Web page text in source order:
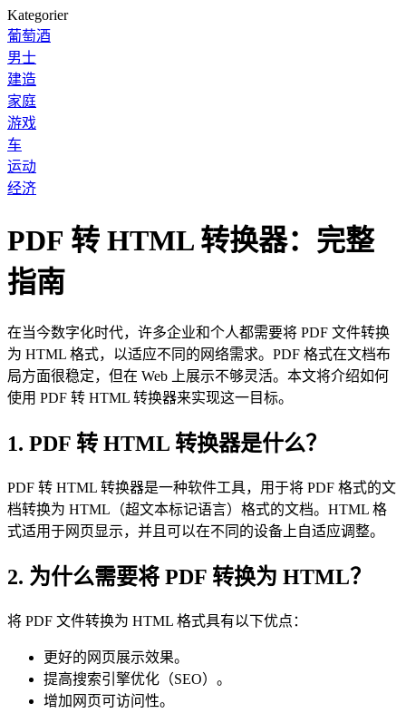
Kategorier
葡萄酒
男士
建造
家庭
游戏
车
运动
经济
PDF 转 HTML 转换器：完整
指南
在当今数字化时代，许多企业和个人都需要将 PDF 文件转换
为 HTML 格式，以适应不同的网络需求。PDF 格式在文档布
局方面很稳定，但在 Web 上展示不够灵活。本文将介绍如何
使用 PDF 转 HTML 转换器来实现这一目标。
1. PDF 转 HTML 转换器是什么？
PDF 转 HTML 转换器是一种软件工具，用于将 PDF 格式的文
档转换为 HTML（超文本标记语言）格式的文档。HTML 格
式适用于网页显示，并且可以在不同的设备上自适应调整。
2. 为什么需要将 PDF 转换为 HTML？
将 PDF 文件转换为 HTML 格式具有以下优点：
更好的网页展示效果。
提高搜索引擎优化（SEO）。
增加网页可访问性。